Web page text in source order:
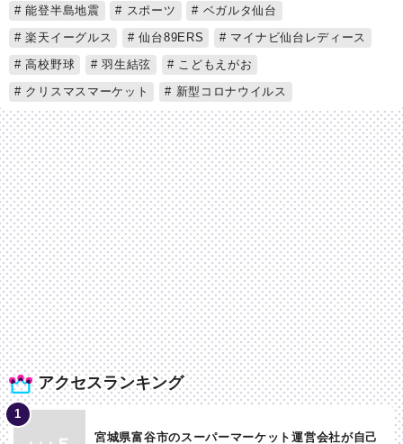
アクセスランキング
宮城県富谷市のスーパーマーケット運営会社が自己
能登半島地震
スポーツ
ベガルタ仙台
楽天イーグルス
仙台89ERS
マイナビ仙台レディース
高校野球
羽生結弦
こどもえがお
クリスマスマーケット
新型コロナウイルス